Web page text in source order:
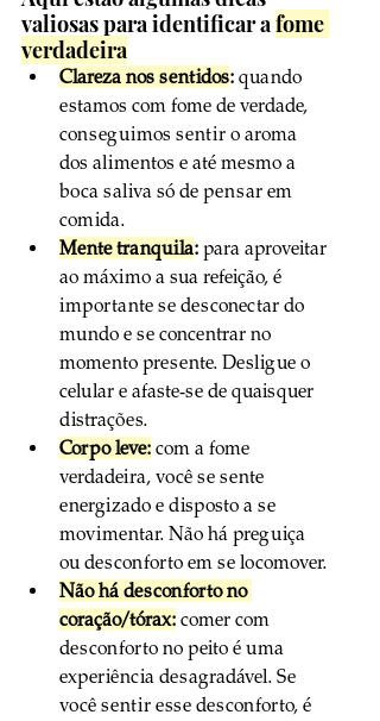
valiosas para identificar a fome
verdadeira
Clareza nos sentidos: quando
estamos com fome de verdade,
conseguimos sentir o aroma
dos alimentos e até mesmo a
boca saliva só de pensar em
comida.
Mente tranquila: para aproveitar
ao máximo a sua refeição, é
importante se desconectar do
mundo e se concentrar no
momento presente. Desligue o
celular e afaste-se de quaisquer
distrações.
Corpo leve: com a fome
verdadeira, você se sente
energizado e disposto a se
movimentar. Não há preguiça
ou desconforto em se locomover.
Não há desconforto no
coração/tórax: comer com
desconforto no peito é uma
experiência desagradável. Se
você sentir esse desconforto, é